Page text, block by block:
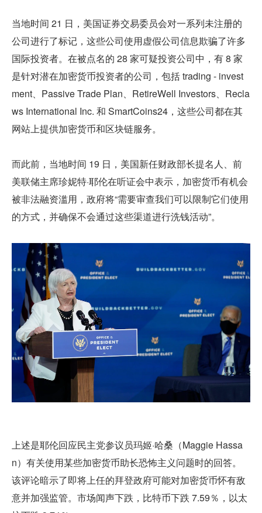
当地时间 21 日，美国证券交易委员会对一系列未注册的
公司进行了标记，这些公司使用虚假公司信息欺骗了许多
国际投资者。在被点名的 28 家可疑投资公司中，有 8 家
是针对潜在加密货币投资者的公司，包括 trading - invest
ment、Passive Trade Plan、RetireWell Investors、Recla
ws International Inc. 和 SmartCoins24，这些公司都在其
网站上提供加密货币和区块链服务。
而此前，当地时间 19 日，美国新任财政部长提名人、前
美联储主席珍妮特·耶伦在听证会中表示，加密货币有机会
被非法融资滥用，政府将“需要审查我们可以限制它们使用
的方式，并确保不会通过这些渠道进行洗钱活动”。
上述是耶伦回应民主党参议员玛姬·哈桑（Maggie Hassa
n）有关使用某些加密货币助长恐怖主义问题时的回答。
该评论暗示了即将上任的拜登政府可能对加密货币怀有敌
意并加强监管。市场闻声下跌，比特币下跌 7.59％，以太